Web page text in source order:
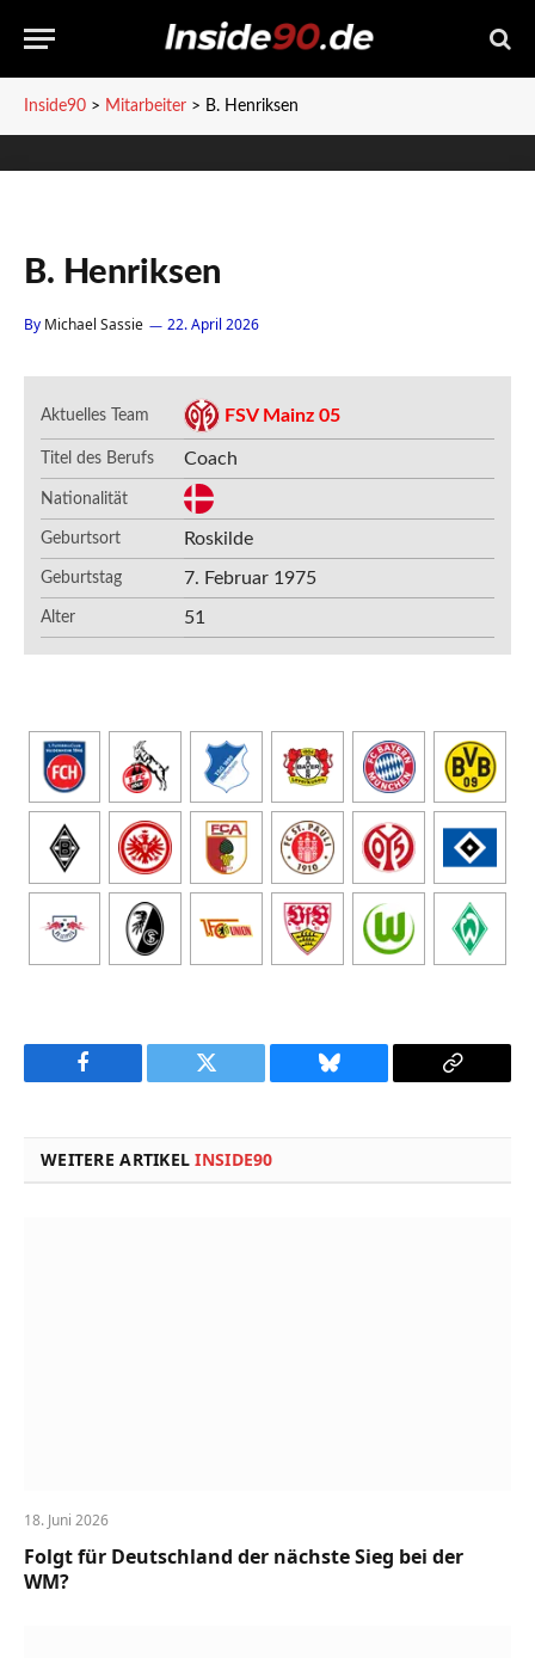
Inside90 > Mitarbeiter > B. Henriksen
B. Henriksen
By Michael Sassie 22. April 2026
Aktuelles Team FSV Mainz 05
Titel des Berufs Coach
Nationalität
Geburtsort Roskilde
Geburtstag 7. Februar 1975
Alter 51
Facebook Twitter Bluesky
Copy
WEITERE ARTIKELINSIDE90
18. Juni 2026
Folgt für Deutschland der nächste Sieg bei der
WM?